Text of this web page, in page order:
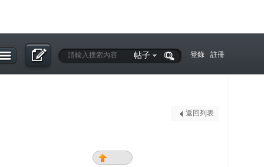
登錄 註冊
帖子
返回列表